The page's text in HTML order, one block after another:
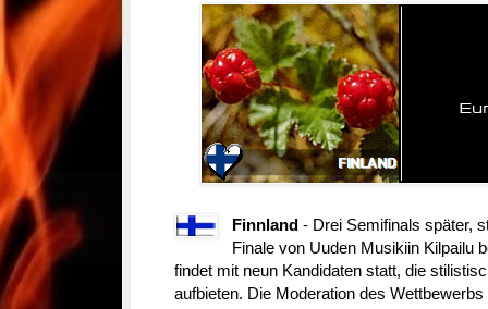
Finnland - Drei Semifinals später,
Finale von Uuden Musikiin Kilpailu
findet mit neun Kandidaten statt, die
aufbieten. Die Moderation des